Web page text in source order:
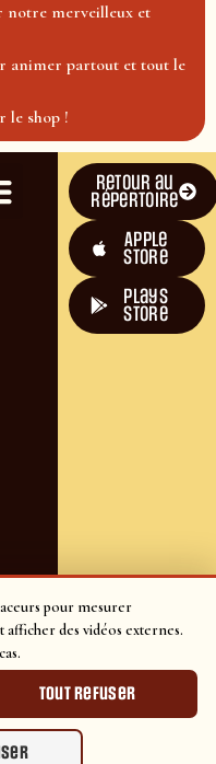
pour mesurer
des vidéos externes.
Tout refuser
notre merveilleux et
animer partout et tout le
le shop !
Retour au
répertoire
Apple
Store
plays
store